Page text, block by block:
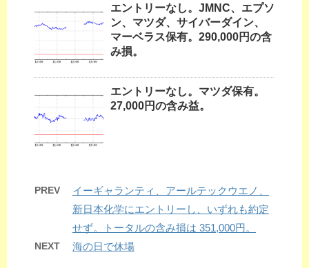
エントリーなし。JMNC、エプソ
ン、マツダ、サイバーダイン、
マーベラス保有。290,000円の含
み損。
エントリーなし。マツダ保有。
27,000円の含み益。
PREV
イーギャランティ、アールテックウエノ、
新日本化学にエントリーし、いずれも約定
せず。トータルの含み損は 351,000円。
NEXT 海の日で休場